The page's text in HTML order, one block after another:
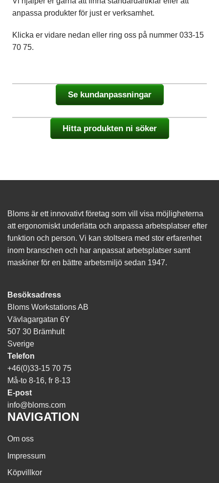
anpassa produkter för just er verksamhet.
Klicka er vidare nedan eller ring oss på nummer 033-15
70 75.
Se kundanpassningar
Hitta produkten ni söker
Bloms är ett innovativt företag som vill visa möjligheterna
att ergonomiskt underlätta och anpassa arbetsplatser efter
funktion och person. Vi kan stoltsera med stor erfarenhet
inom branschen och har anpassat arbetsplatser samt
maskiner för en bättre arbetsmiljö sedan 1947.
Besöksadress
Bloms Workstations AB
Vävlagargatan 6Y
507 30 Brämhult
Sverige
Telefon
+46(0)33-15 70 75
Må-to 8-16, fr 8-13
E-post
info@bloms.com
NAVIGATION
Om oss
Impressum
Köpvillkor